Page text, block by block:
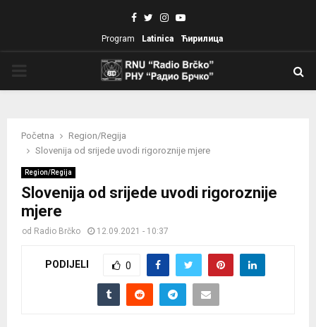
Facebook
TwitterInstagram
Youtube
Program Latinica Ћирилица
Početna
Region/Regija
Slovenija od srijede uvodi rigoroznije mjere
Region/Regija
Slovenija od srijede uvodi rigoroznije
mjere
od Radio Brčko 12.09.2021 - 10:37
PODIJELI 0